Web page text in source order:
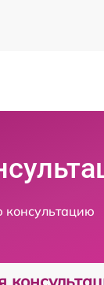
консультацию